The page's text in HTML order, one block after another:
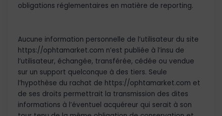
obligations réglementaires en matière de reporting.
Aucune information personnelle de l’utilisateur du site
https://ophtamarket.com n’est publiée à l’insu de
l’utilisateur, échangée, transférée, cédée ou vendue
sur un support quelconque à des tiers. Seule
l’hypothèse du rachat de https://ophtamarket.com et
de ses droits permettrait la transmission des dites
informations à l’éventuel acquéreur qui serait à son